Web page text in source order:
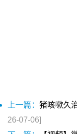
上一篇： 猪咳嗽久
26-07-06]